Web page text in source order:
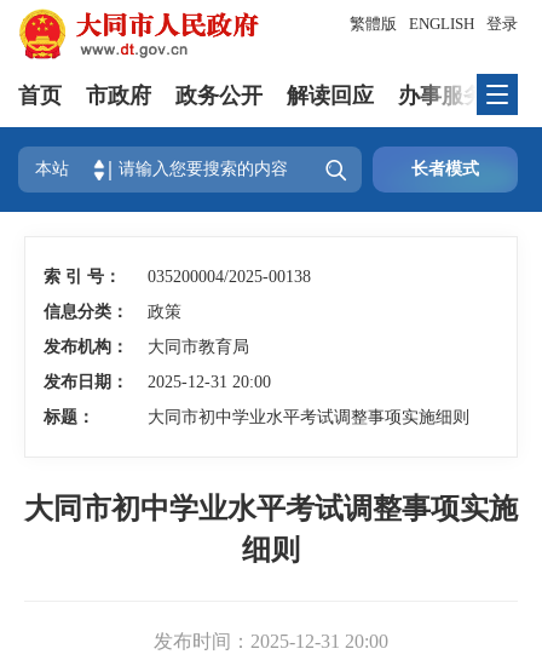
登录
繁體版 ENGLISH
首页 市政府 政务公开 解读回应 办事服务
本站  长者模式
索 引 号：
035200004/2025-00138
信息分类：
政策
发布机构：
大同市教育局
发布日期：
2025-12-31 20:00
标题：
大同市初中学业水平考试调整事项实施细则
大同市初中学业水平考试调整事项实施
细则
发布时间： 2025-12-31 20:00